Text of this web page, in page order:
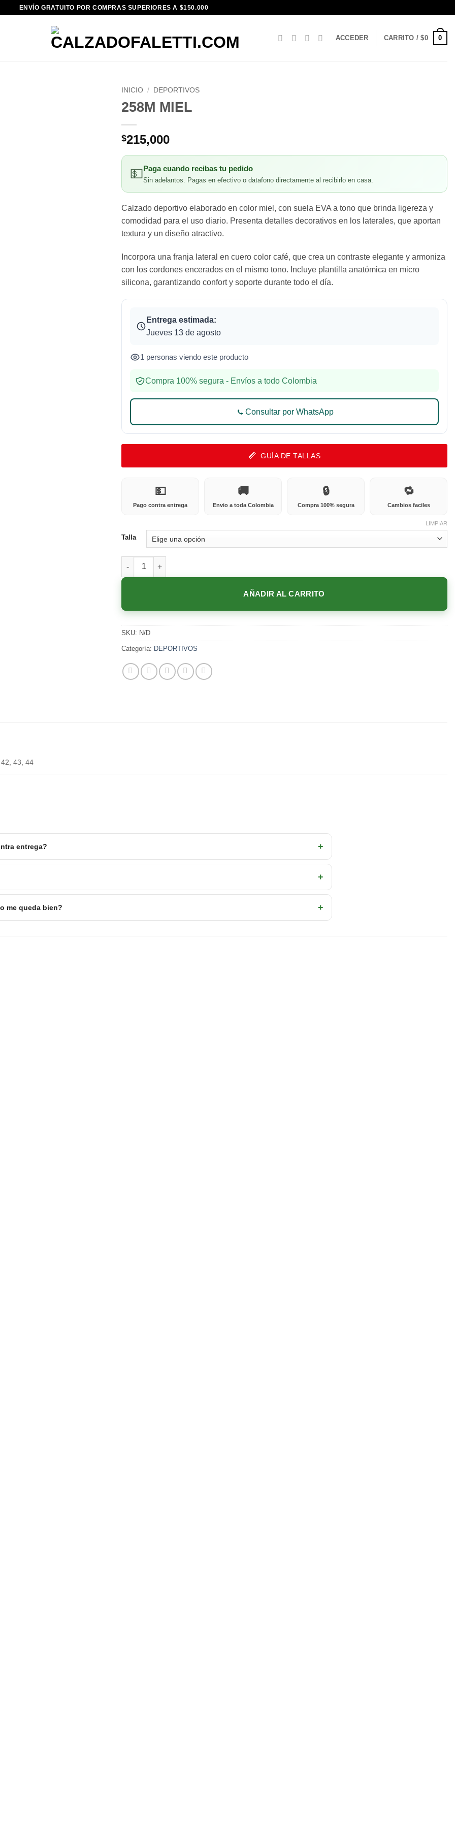
ENVÍO GRATUITO POR COMPRAS SUPERIORES A $150.000
ACCEDER CARRITO /$0 0
INICIO / DEPORTIVOS
258M MIEL
$215,000
💵Paga cuando recibas tu pedido
Sin adelantos. Pagas en efectivo o datafono directamente al recibirlo en casa.
Calzado deportivo elaborado en color miel, con suela EVA a tono que brinda ligereza y
comodidad para el uso diario. Presenta detalles decorativos en los laterales, que aportan
textura y un diseño atractivo.
Incorpora una franja lateral en cuero color café, que crea un contraste elegante y armoniza
con los cordones encerados en el mismo tono. Incluye plantilla anatómica en micro
silicona, garantizando confort y soporte durante todo el día.
Entrega estimada:
Jueves 13 de agosto
1 personas viendo este producto
Compra 100% segura - Envíos a todo Colombia
Consultar por WhatsApp
GUÍA DE TALLAS
💵
Pago contra entrega
🚚
Envio a toda Colombia
🔒
Compra 100% segura
🔁
Cambios faciles
Talla
LIMPIAR
258M MIEL cantidad
AÑADIR AL CARRITO
SKU: N/D
Categoría: DEPORTIVOS
43, 44
entrega?
me queda bien?